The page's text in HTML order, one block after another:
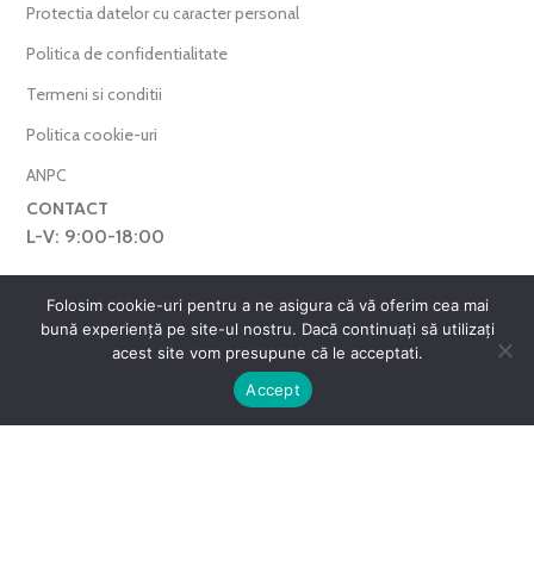
Protectia datelor cu caracter personal
Politica de confidentialitate
Termeni si conditii
Politica cookie-uri
ANPC
CONTACT
L-V: 9:00-18:00
farmaverdero@yahoo.com
WhatsApp
Folosim cookie-uri pentru a ne asigura că vă oferim cea mai
bună experiență pe site-ul nostru. Dacă continuați să utilizați
acest site vom presupune că le acceptati.
Accept